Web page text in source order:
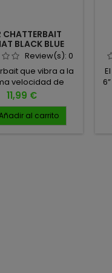
CHATTERBAIT
BLACK BLUE
CRAWReview(s): 0
que vibra a la
velocidad de
recogida"
Precio
11,99 €
al carrito